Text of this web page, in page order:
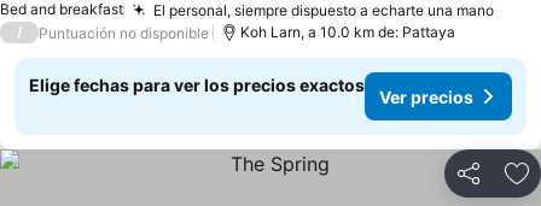
Bed and breakfast El personal, siempre dispuesto a echarte una mano
/ Puntuación no disponible Koh Larn, a 10.0 km de: Pattaya
Elige fechas para ver los precios exactos
Ver precios
Compartir